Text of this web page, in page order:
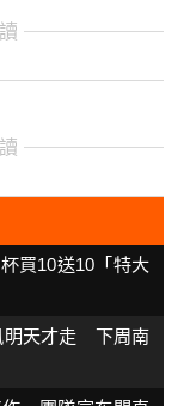
買10送10「特大
明天才走 下周南